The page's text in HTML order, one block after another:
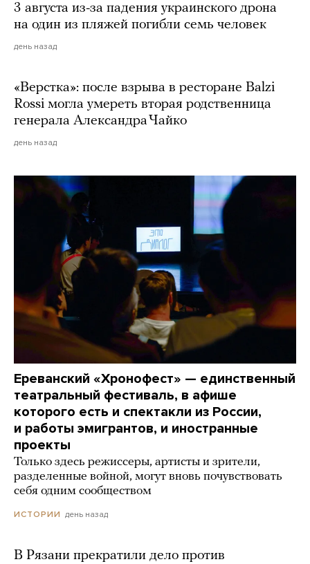
3 августа из-за падения украинского дрона
на один из пляжей погибли семь человек
день назад
«Верстка»: после взрыва в ресторане Balzi
Rossi могла умереть вторая родственница
генерала Александра Чайко
день назад
Ереванский «Хронофест» — единственный
театральный фестиваль, в афише
которого есть и спектакли из России,
и работы эмигрантов, и иностранные
проекты
Только здесь режиссеры, артисты и зрители,
разделенные войной, могут вновь почувствовать
себя одним сообществом
ИСТОРИИ день назад
В Рязани прекратили дело против